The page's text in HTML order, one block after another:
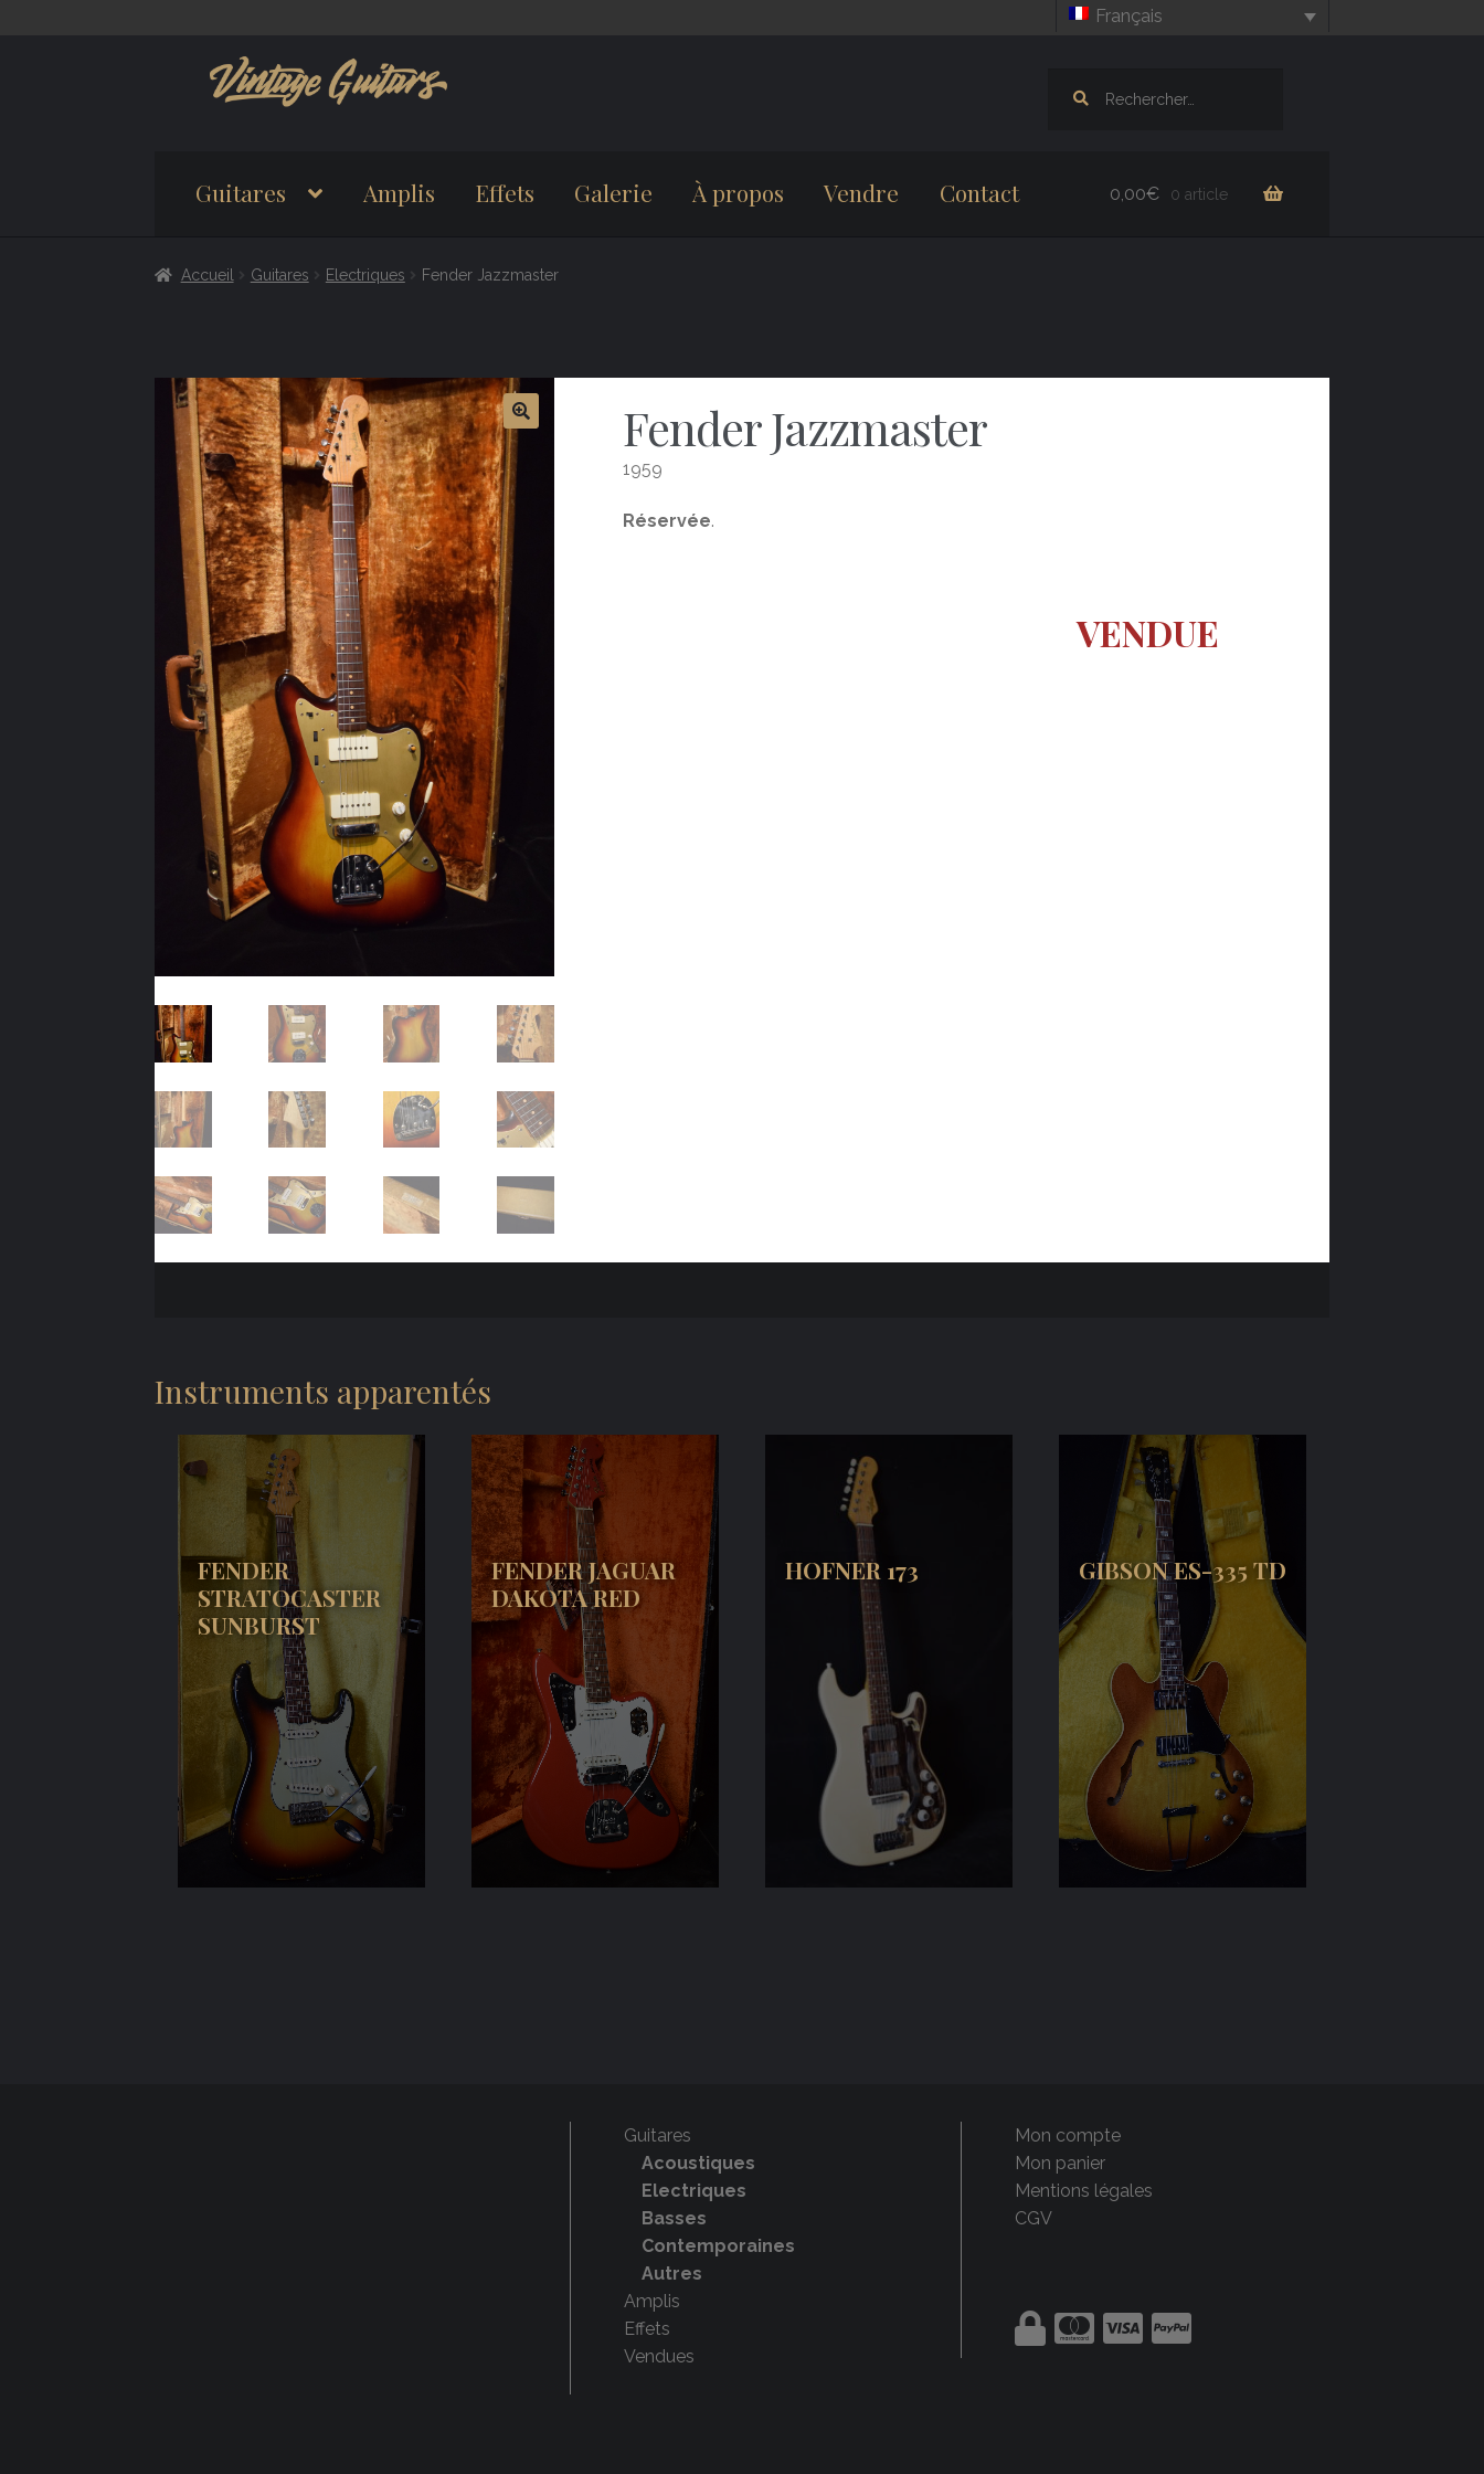
Français
la
au
contenu
Guitares Amplis Effets Galerie À propos Vendre Contact 0,00€ 0 article
Accueil Guitares Electriques Fender Jazzmaster
Fender Jazzmaster
1959
Réservée.
VENDUE
Instruments apparentés
FENDER
STRATOCASTER
SUNBURST
FENDER JAGUAR
DAKOTA RED
HOFNER 173 GIBSON ES-335 TD
Guitares
Acoustiques
Electriques
Basses
Contemporaines
Autres
Amplis
Effets
Vendues
Mon compte
Mon panier
Mentions légales
CGV